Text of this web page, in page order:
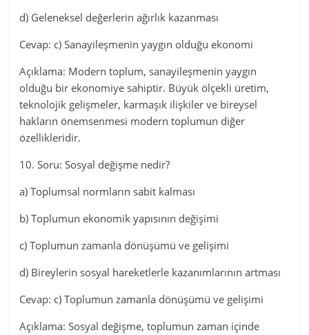
d) Geleneksel değerlerin ağırlık kazanması
Cevap: c) Sanayileşmenin yaygın olduğu ekonomi
Açıklama: Modern toplum, sanayileşmenin yaygın
olduğu bir ekonomiye sahiptir. Büyük ölçekli üretim,
teknolojik gelişmeler, karmaşık ilişkiler ve bireysel
hakların önemsenmesi modern toplumun diğer
özellikleridir.
10. Soru: Sosyal değişme nedir?
a) Toplumsal normların sabit kalması
b) Toplumun ekonomik yapısının değişimi
c) Toplumun zamanla dönüşümü ve gelişimi
d) Bireylerin sosyal hareketlerle kazanımlarının artması
Cevap: c) Toplumun zamanla dönüşümü ve gelişimi
Açıklama: Sosyal değişme, toplumun zaman içinde